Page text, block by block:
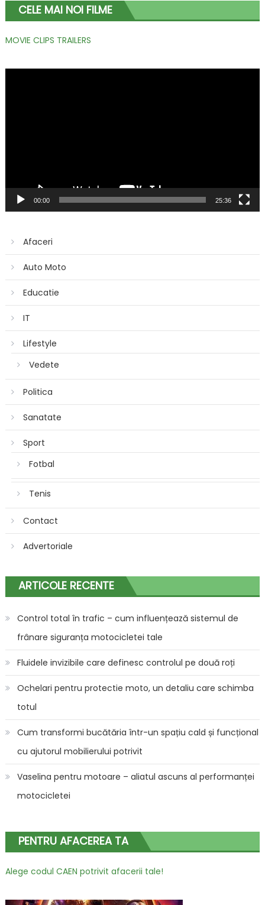
CELE MAI NOI FILME
MOVIE CLIPS TRAILERS
00:00 25:36
Afaceri
Auto Moto
Educatie
IT
Lifestyle
Vedete
Politica
Sanatate
Sport
Fotbal
Tenis
Contact
Advertoriale
ARTICOLE RECENTE
Control total în trafic – cum influențează sistemul de
frânare siguranța motocicletei tale
Fluidele invizibile care definesc controlul pe două roți
Ochelari pentru protectie moto, un detaliu care schimba
totul
Cum transformi bucătăria într-un spațiu cald și funcțional
cu ajutorul mobilierului potrivit
Vaselina pentru motoare – aliatul ascuns al performanței
motocicletei
PENTRU AFACEREA TA
Alege codul CAEN potrivit afacerii tale!